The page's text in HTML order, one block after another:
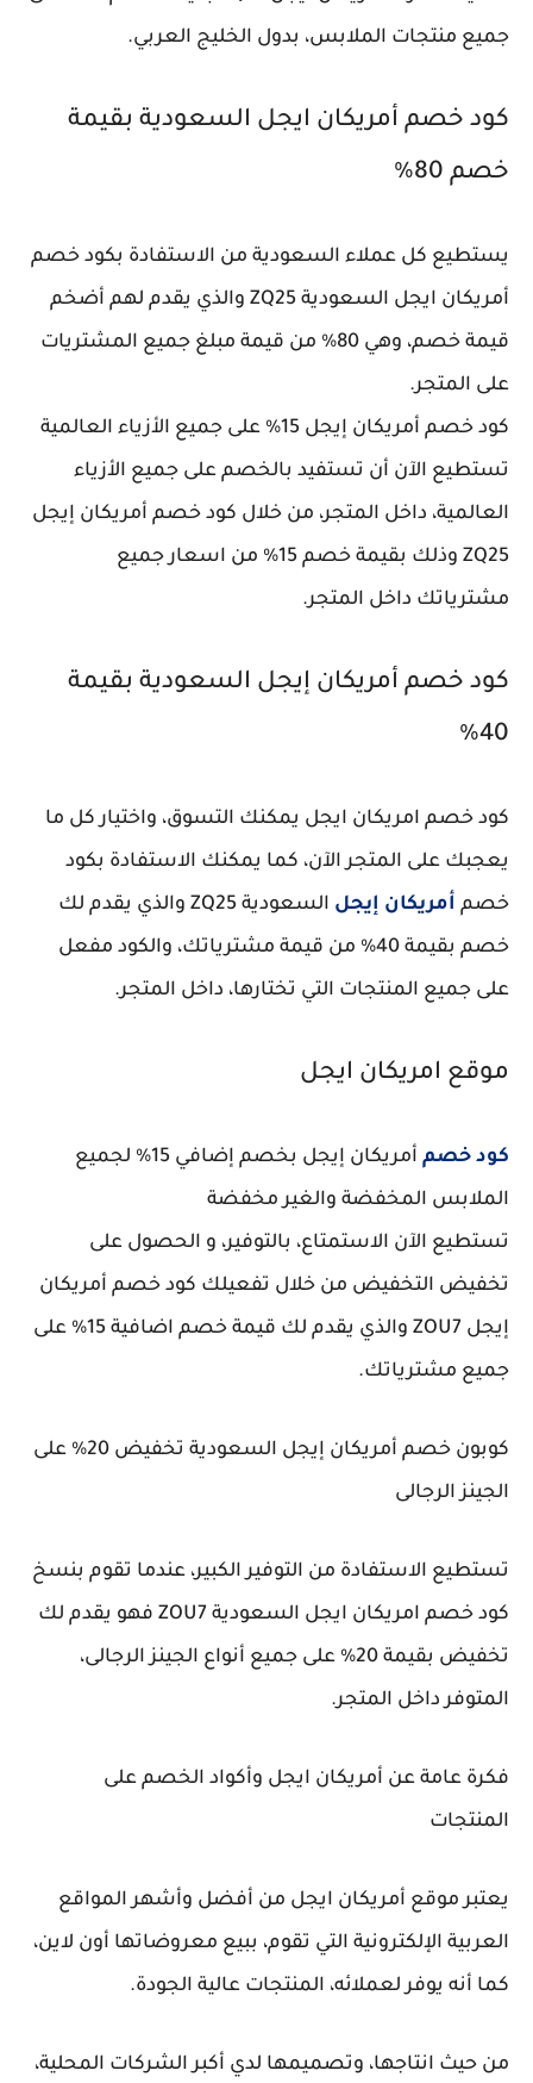
جميع منتجات الملابس، بدول الخليج العربي.
كود خصم أمريكان ايجل السعودية بقيمة
خصم 80%
يستطيع كل عملاء السعودية من الاستفادة بكود خصم
أمريكان ايجل السعودية ZQ25 والذي يقدم لهم أضخم
قيمة خصم، وهي 80% من قيمة مبلغ جميع المشتريات
على المتجر.
كود خصم أمريكان إيجل 15% على جميع الأزياء العالمية
تستطيع الآن أن تستفيد بالخصم على جميع الأزياء
العالمية، داخل المتجر، من خلال كود خصم أمريكان إيجل
ZQ25 وذلك بقيمة خصم 15% من اسعار جميع
مشترياتك داخل المتجر.
كود خصم أمريكان إيجل السعودية بقيمة
40%
كود خصم امريكان ايجل يمكنك التسوق، واختيار كل ما
يعجبك على المتجر الآن، كما يمكنك الاستفادة بكود
خصم أمريكان إيجل
السعودية ZQ25 والذي يقدم لك
خصم بقيمة 40% من قيمة مشترياتك، والكود مفعل
على جميع المنتجات التي تختارها، داخل المتجر.
موقع امريكان ايجل
كود خصم
أمريكان إيجل بخصم إضافي 15% لجميع
الملابس المخفضة والغير مخفضة
تستطيع الآن الاستمتاع، بالتوفير، و الحصول على
تخفيض التخفيض من خلال تفعيلك كود خصم أمريكان
إيجل ZOU7 والذي يقدم لك قيمة خصم اضافية 15% على
جميع مشترياتك.
كوبون خصم أمريكان إيجل السعودية تخفيض 20% على
الجينز الرجالى
تستطيع الاستفادة من التوفير الكبير، عندما تقوم بنسخ
كود خصم امريكان ايجل السعودية ZOU7 فهو يقدم لك
تخفيض بقيمة 20% على جميع أنواع الجينز الرجالى،
المتوفر داخل المتجر.
فكرة عامة عن أمريكان ايجل وأكواد الخصم على
المنتجات
يعتبر موقع أمريكان ايجل من أفضل وأشهر المواقع
العربية الإلكترونية التي تقوم، ببيع معروضاتها أون لاين،
كما أنه يوفر لعملائه، المنتجات عالية الجودة.
من حيث انتاجها، وتصميمها لدي أكبر الشركات المحلية،